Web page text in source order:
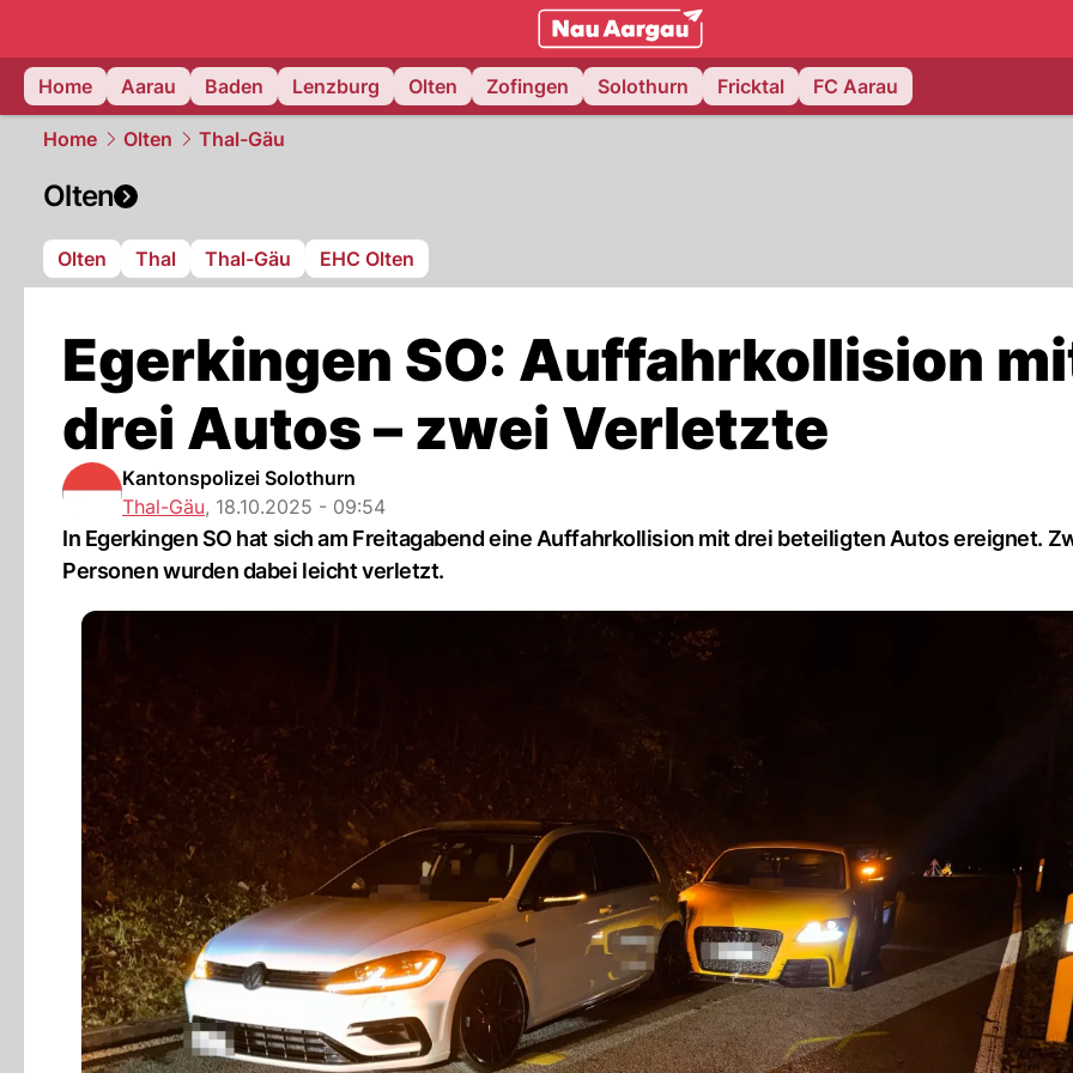
mittelland.NAU.ch
Home
Aarau Baden Lenzburg Olten Zofingen Solothurn Fricktal FC Aarau
Home Olten Thal-Gäu
Olten
Olten Thal Thal-Gäu EHC Olten
Egerkingen SO: Auffahrkollision
drei Autos – zwei Verletzte
Kantonspolizei Solothurn
Thal-Gäu, 18.10.2025 - 09:54
In Egerkingen SO hat sich am Freitagabend eine Auffahrkollision mit drei beteiligten Autos ereignet.
Personen wurden dabei leicht verletzt.